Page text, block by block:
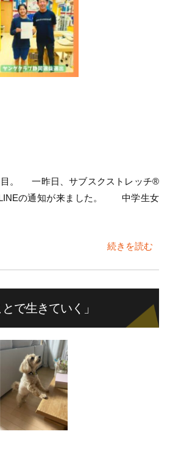
目。 一昨日、サブスクストレッチ®︎
LINEの通知が来ました。 中学生女
続きを読む
とで生きていく」